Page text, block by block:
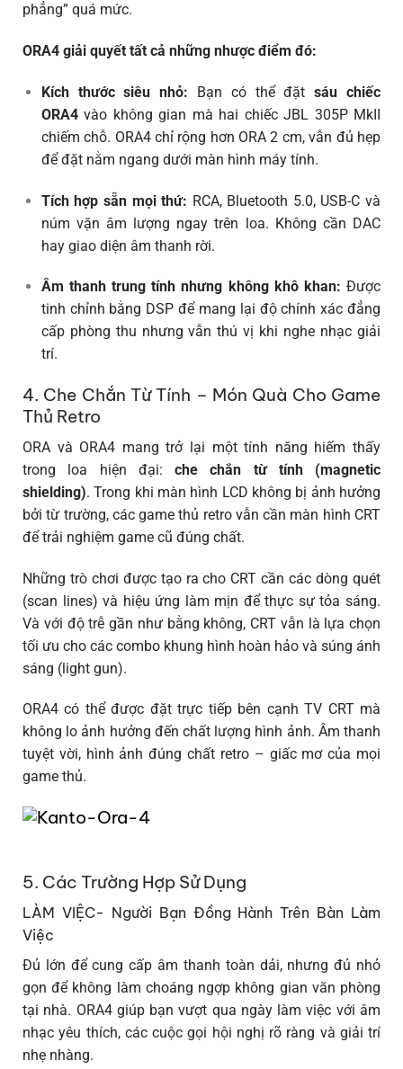
phẳng” quá mức.
ORA4 giải quyết tất cả những nhược điểm đó:
Kích thước siêu nhỏ: Bạn có thể đặtsáu chiếc
ORA4vào không gian mà hai chiếc JBL 305P MkII
chiếm chỗ. ORA4 chỉ rộng hơn ORA 2 cm, vẫn đủ hẹp
để đặt nằm ngang dưới màn hình máy tính.
Tích hợp sẵn mọi thứ: RCA, Bluetooth 5.0, USB-C và
núm vặn âm lượng ngay trên loa. Không cần DAC
hay giao diện âm thanh rời.
Âm thanh trung tính nhưng không khô khan: Được
tinh chỉnh bằng DSP để mang lại độ chính xác đẳng
cấp phòng thu nhưng vẫn thú vị khi nghe nhạc giải
trí.
4. Che Chắn Từ Tính – Món Quà Cho Game
Thủ Retro
ORA và ORA4 mang trở lại một tính năng hiếm thấy
trong loa hiện đại: che chắn từ tính (magnetic
shielding). Trong khi màn hình LCD không bị ảnh hưởng
bởi từ trường, các game thủ retro vẫn cần màn hình CRT
để trải nghiệm game cũ đúng chất.
Những trò chơi được tạo ra cho CRT cần các dòng quét
(scan lines) và hiệu ứng làm mịn để thực sự tỏa sáng.
Và với độ trễ gần như bằng không, CRT vẫn là lựa chọn
tối ưu cho các combo khung hình hoàn hảo và súng ánh
sáng (light gun).
ORA4 có thể được đặt trực tiếp bên cạnh TV CRT mà
không lo ảnh hưởng đến chất lượng hình ảnh. Âm thanh
tuyệt vời, hình ảnh đúng chất retro – giấc mơ của mọi
game thủ.
5. Các Trường Hợp Sử Dụng
LÀM VIỆC- Người Bạn Đồng Hành Trên Bàn Làm
Việc
Đủ lớn để cung cấp âm thanh toàn dải, nhưng đủ nhỏ
gọn để không làm choáng ngợp không gian văn phòng
tại nhà. ORA4 giúp bạn vượt qua ngày làm việc với âm
nhạc yêu thích, các cuộc gọi hội nghị rõ ràng và giải trí
nhẹ nhàng.